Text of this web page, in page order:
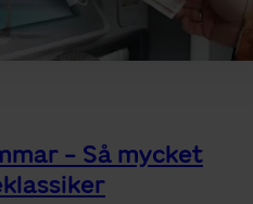
- Så mycket